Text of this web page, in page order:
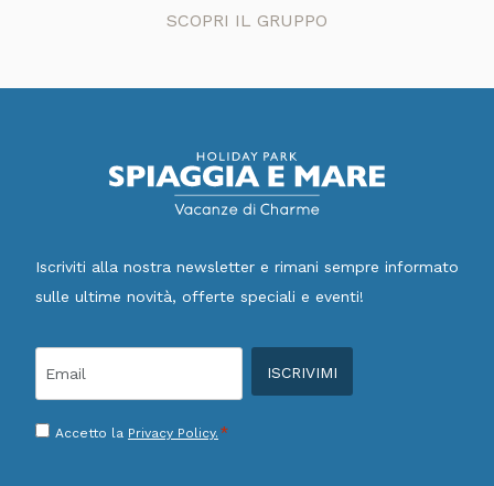
SCOPRI IL GRUPPO
Iscriviti alla nostra newsletter e rimani sempre informato
sulle ultime novità, offerte speciali e eventi!
Consenso
Accetto la Privacy Policy. *